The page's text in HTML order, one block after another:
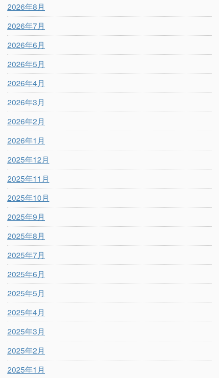
2026年8月
2026年7月
2026年6月
2026年5月
2026年4月
2026年3月
2026年2月
2026年1月
2025年12月
2025年11月
2025年10月
2025年9月
2025年8月
2025年7月
2025年6月
2025年5月
2025年4月
2025年3月
2025年2月
2025年1月